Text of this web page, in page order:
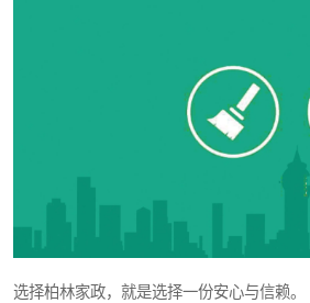
选择柏林家政，就是选择一份安心与信赖。